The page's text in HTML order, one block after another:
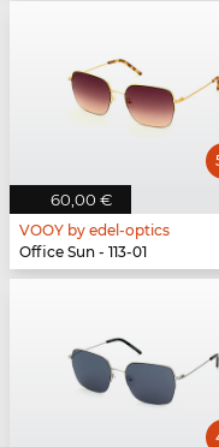
60,00 €
VOOY by edel-optics
Office Sun - 113-01